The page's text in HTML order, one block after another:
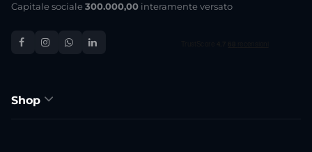
Capitale sociale 300.000,00 interamente versato
Shop